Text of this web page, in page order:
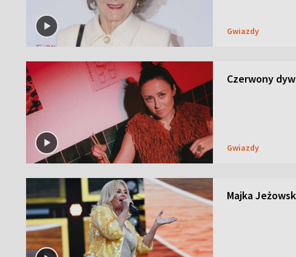
Gwiazdy
Czerwony
Gwiazdy
Majka